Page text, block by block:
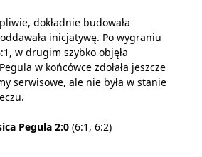
dokładnie budowała
inicjatywę. Po wygraniu
w drugim szybko objęła
w końcówce zdołała jeszcze
serwisowe, ale nie była w stanie
Pegula 2:0 (6:1, 6:2)